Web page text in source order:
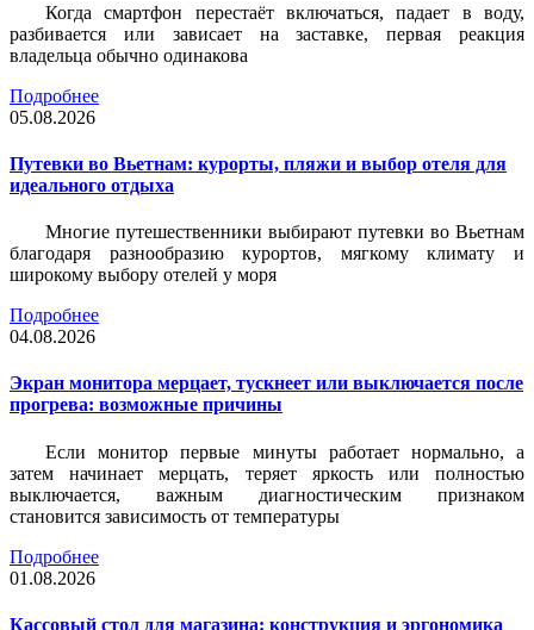
Когда смартфон перестаёт включаться, падает в воду,
разбивается или зависает на заставке, первая реакция
владельца обычно одинакова
Подробнее
05.08.2026
Путевки во Вьетнам: курорты, пляжи и выбор отеля для
идеального отдыха
Многие путешественники выбирают путевки во Вьетнам
благодаря разнообразию курортов, мягкому климату и
широкому выбору отелей у моря
Подробнее
04.08.2026
Экран монитора мерцает, тускнеет или выключается после
прогрева: возможные причины
Если монитор первые минуты работает нормально, а
затем начинает мерцать, теряет яркость или полностью
выключается, важным диагностическим признаком
становится зависимость от температуры
Подробнее
01.08.2026
Кассовый стол для магазина: конструкция и эргономика